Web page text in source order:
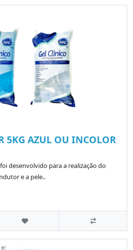
5KG AZUL OU INCOLOR
foi desenvolvido para a realização do
e a pele..